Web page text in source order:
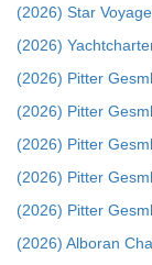
(2026) Star
(2026)
(2026) Pitter
(2026) Pitter
(2026) Pitter
(2026) Pitter
(2026) Pitter
(2026) Alboran